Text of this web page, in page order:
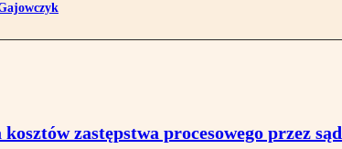
zastępstwa procesowego przez sąd